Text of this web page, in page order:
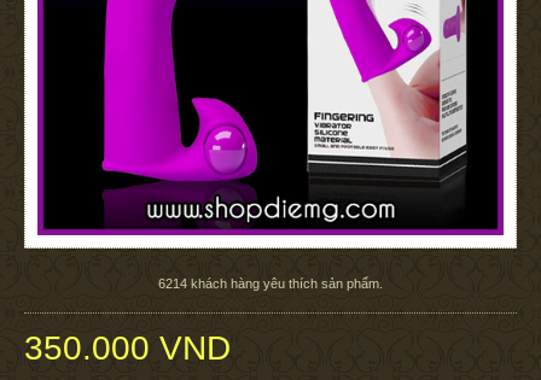
6214 khách hàng yêu thích sản phẩm.
350.000 VND